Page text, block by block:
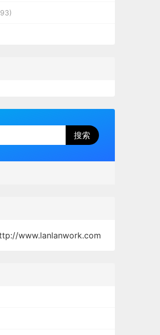
www.lanlanwork.com